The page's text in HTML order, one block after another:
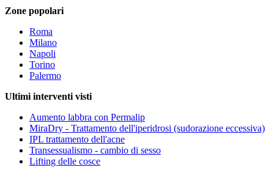
Zone popolari
Roma
Milano
Napoli
Torino
Palermo
Ultimi interventi visti
Aumento labbra con Permalip
MiraDry - Trattamento dell'iperidrosi (sudorazione eccessiva)
IPL trattamento dell'acne
Transessualismo - cambio di sesso
Lifting delle cosce